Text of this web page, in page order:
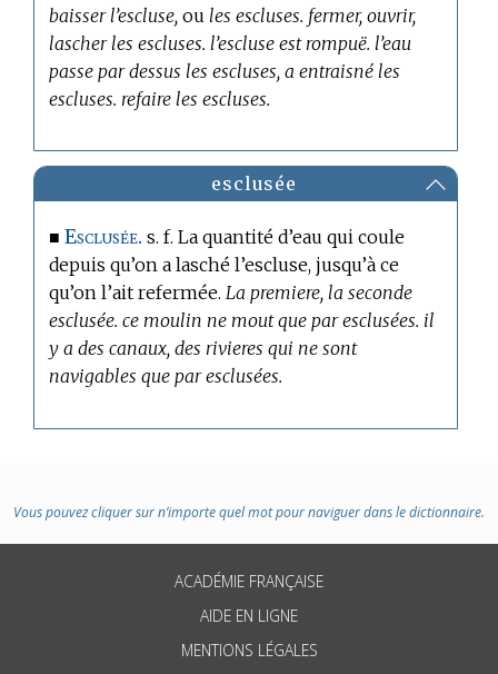
baisser l’escluse, ou les escluses. fermer, ouvrir,
lascher les escluses. l’escluse est rompuë. l’eau
passe par dessus les escluses, a entraisné les
escluses. refaire les escluses.
esclusée
■Esclusée. s. f. La quantité d’eau qui coule
depuis qu’on a lasché l’escluse, jusqu’à ce
qu’on l’ait refermée.La premiere, la seconde
esclusée. ce moulin ne mout que par esclusées. il
y a des canaux, des rivieres qui ne sont
navigables que par esclusées.
Vous pouvez cliquer sur n’importe quel mot pour naviguer dans le dictionnaire.
ACADÉMIE FRANÇAISE
AIDE EN LIGNE
MENTIONS LÉGALES